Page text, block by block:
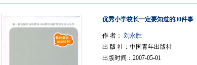
优秀小学校长一定要知道的30件事
作 者： 刘永胜
出 版 社：中国青年出版社
出版时间：2007-05-01